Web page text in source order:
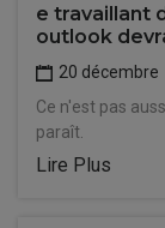
e travaillant
outlook
20 décembre
Ce n'est pas
paraît.
Lire Plus